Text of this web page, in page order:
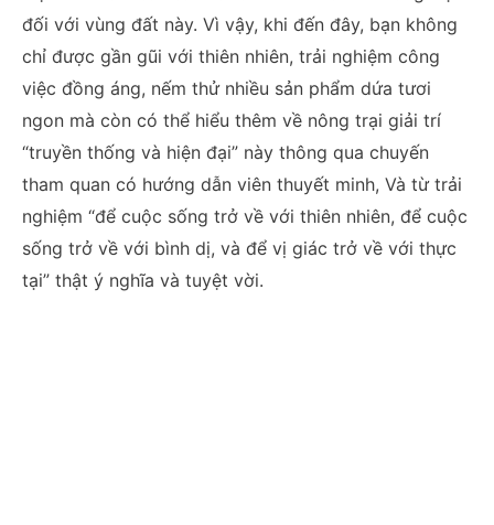
đối với vùng đất này. Vì vậy, khi đến đây, bạn không
chỉ được gần gũi với thiên nhiên, trải nghiệm công
việc đồng áng, nếm thử nhiều sản phẩm dứa tươi
ngon mà còn có thể hiểu thêm về nông trại giải trí
“truyền thống và hiện đại” này thông qua chuyến
tham quan có hướng dẫn viên thuyết minh, Và từ trải
nghiệm “để cuộc sống trở về với thiên nhiên, để cuộc
sống trở về với bình dị, và để vị giác trở về với thực
tại” thật ý nghĩa và tuyệt vời.